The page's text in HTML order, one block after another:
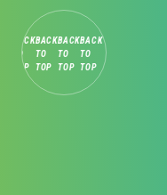
BACKBACK
TOP
BACK
TO
TOP
BACK
TO
TOP
BACK
TOP